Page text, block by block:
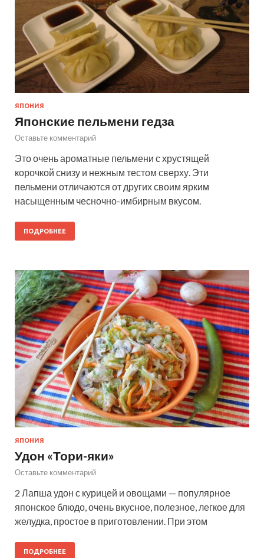
ЯПОНИЯ
Японские пельмени гедза
Оставьте комментарий
Это очень ароматные пельмени с хрустящей
корочкой снизу и нежным тестом сверху. Эти
пельмени отличаются от других своим ярким
насыщенным чесночно-имбирным вкусом.
ПОДРОБНЕЕ
ЯПОНИЯ
Удон «Тори-яки»
Оставьте комментарий
2 Лапша удон с курицей и овощами — популярное
японское блюдо, очень вкусное, полезное, легкое для
желудка, простое в приготовлении. При этом
ПОДРОБНЕЕ